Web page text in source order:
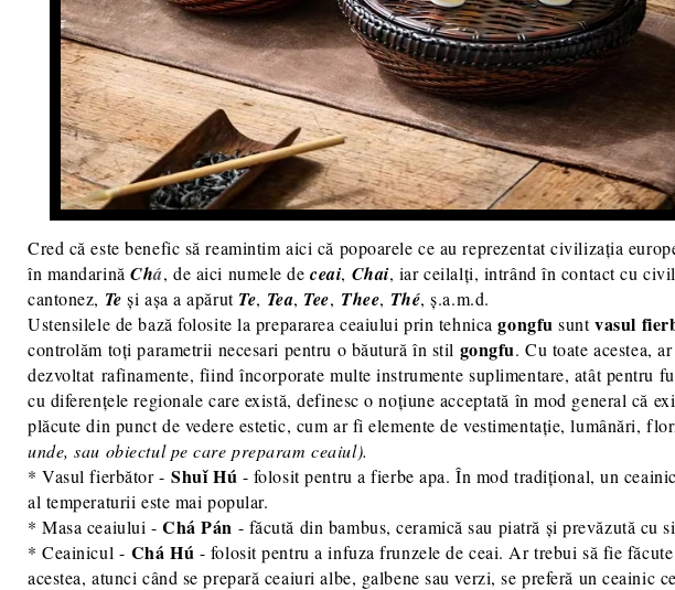
Cred că este benefic să reamintim aici că popoarele ce au reprezentat civilizația
în mandarinăChá, de aici numele deceai, Chai, iar ceilalți, intrând în contact cu
cantonez, Teși așa a apărut Te, Tea, Tee, Thee, Thé, ș.a.m.d.
Ustensilele de bază folosite la prepararea ceaiului prin tehnicagongfusuntvasul
controlăm toți parametrii necesari pentru o băutură în stil gongfu. Cu toate acestea,
dezvoltat rafinamente, fiind încorporate multe instrumente suplimentare, atât pentru
cu diferențele regionale care există, definesc o noțiune acceptată în mod general că
plăcute din punct de vedere estetic, cum ar fi elemente de vestimentație, lumânări,
unde, sau obiectul pe care preparam ceaiul).
* Vasul fierbător -Shuǐ Hú - folosit pentru a fierbe apa. În mod tradițional, un
al temperaturii este mai popular.
* Masa ceaiului - Chá Pán - făcută din bambus, ceramică sau piatră și prevăzută cu
* Ceainicul - Chá Hú - folosit pentru a infuza frunzele de ceai. Ar trebui să fie
acestea, atunci când se prepară ceaiuri albe, galbene sau verzi, se preferă un